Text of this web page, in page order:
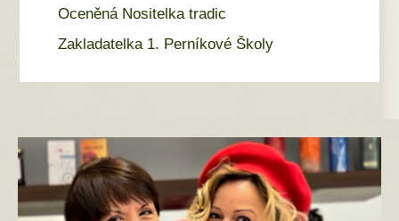
Oceněná Nositelka tradic
Zakladatelka 1. Perníkové Školy